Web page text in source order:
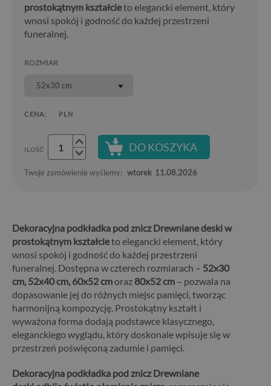
prostokątnym kształcieto elegancki element, który
wnosi spokój i godność do każdej przestrzeni
funeralnej.
ROZMIAR
52x30 cm
CENA: PLN
ILOŚĆ DO KOSZYKA
Twoje zamówienie wyślemy: wtorek 11.08.2026
Dekoracyjna podkładka pod znicz Drewniane deski w
prostokątnym kształcieto elegancki element, który
wnosi spokój i godność do każdej przestrzeni
funeralnej. Dostępna w czterech rozmiarach – 52x30
cm, 52x40 cm, 60x52 cmoraz 80x52 cm – pozwala na
dopasowanie jej do różnych miejsc pamięci, tworząc
harmonijną kompozycję. Prostokątny kształt i
wyważona forma dodają podstawce klasycznego,
eleganckiego wyglądu, który doskonale wpisuje się w
przestrzeń poświęconą zadumie i pamięci.
Dekoracyjna podkładka pod znicz Drewniane